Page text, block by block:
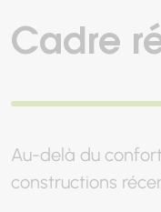
Cadre
Au-delà du
constructions